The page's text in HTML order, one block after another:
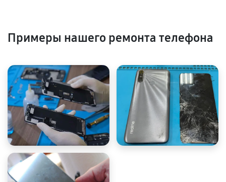
Примеры нашего ремонта телефона